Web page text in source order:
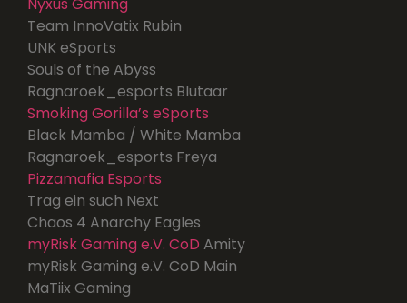
Team InnoVatix Rubin
UNK eSports
Souls of the Abyss
Ragnaroek_esports Blutaar
Smoking Gorilla’s eSports
Black Mamba / White Mamba
Ragnaroek_esports Freya
Pizzamafia Esports
Trag ein such Next
Chaos 4 Anarchy Eagles
myRisk Gaming e.V. CoD Amity
myRisk Gaming e.V. CoD Main
MaTiix Gaming